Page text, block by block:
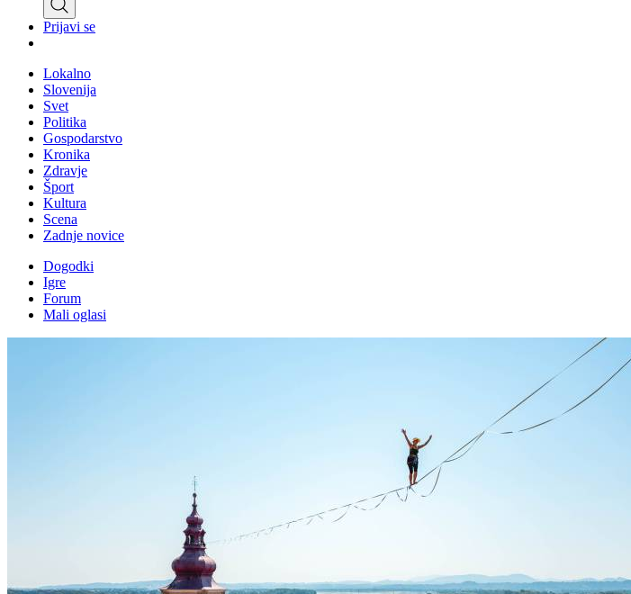
Prijavi se
Lokalno
Slovenija
Svet
Politika
Gospodarstvo
Kronika
Zdravje
Šport
Kultura
Scena
Zadnje novice
Dogodki
Igre
Forum
Mali oglasi